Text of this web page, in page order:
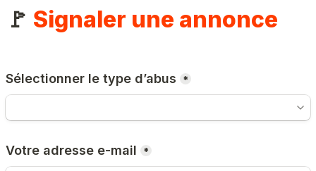
🚩 Signaler une annonce
Sélectionner le type d’abus *
Votre adresse e-mail *